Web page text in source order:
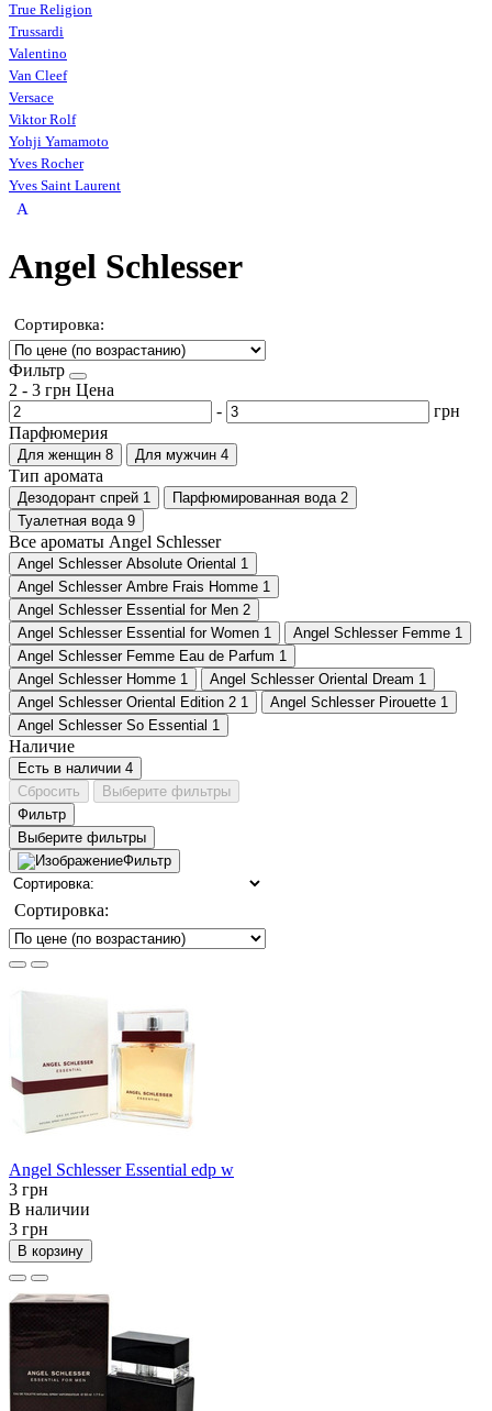
True Religion
Trussardi
Valentino
Van Cleef
Versace
Viktor Rolf
Yohji Yamamoto
Yves Rocher
Yves Saint Laurent
A
Angel Schlesser
Сортировка:
Фильтр
2 - 3 грн Цена
-
грн
Парфюмерия
Для женщин 8 Для мужчин 4
Тип аромата
Дезодорант спрей 1 Парфюмированная вода 2
Туалетная вода 9
Все ароматы Angel Schlesser
Angel Schlesser Absolute Oriental 1
Angel Schlesser Ambre Frais Homme 1
Angel Schlesser Essential for Men 2
Angel Schlesser Essential for Women 1 Angel Schlesser Femme 1
Angel Schlesser Femme Eau de Parfum 1
Angel Schlesser Homme 1 Angel Schlesser Oriental Dream 1
Angel Schlesser Oriental Edition 2 1 Angel Schlesser Pirouette 1
Angel Schlesser So Essential 1
Наличие
Есть в наличии 4
Сбросить
Выберите фильтры
Фильтр
Выберите фильтры
Фильтр
Сортировка:
Angel Schlesser Essential edp w
3 грн
В наличии
3 грн
В корзину